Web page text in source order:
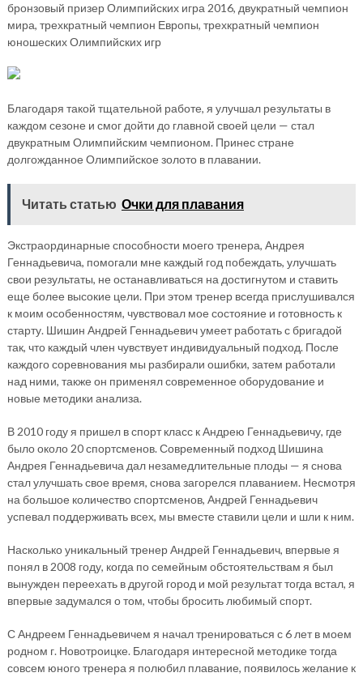
бронзовый призер Олимпийских игра 2016, двукратный чемпион
мира, трехкратный чемпион Европы, трехкратный чемпион
юношеских Олимпийских игр
Благодаря такой тщательной работе, я улучшал результаты в
каждом сезоне и смог дойти до главной своей цели — стал
двукратным Олимпийским чемпионом. Принес стране
долгожданное Олимпийское золото в плавании.
Читать статью Очки для плавания
Экстраординарные способности моего тренера, Андрея
Геннадьевича, помогали мне каждый год побеждать, улучшать
свои результаты, не останавливаться на достигнутом и ставить
еще более высокие цели. При этом тренер всегда прислушивался
к моим особенностям, чувствовал мое состояние и готовность к
старту. Шишин Андрей Геннадьевич умеет работать с бригадой
так, что каждый член чувствует индивидуальный подход. После
каждого соревнования мы разбирали ошибки, затем работали
над ними, также он применял современное оборудование и
новые методики анализа.
В 2010 году я пришел в спорт класс к Андрею Геннадьевичу, где
было около 20 спортсменов. Современный подход Шишина
Андрея Геннадьевича дал незамедлительные плоды — я снова
стал улучшать свое время, снова загорелся плаванием. Несмотря
на большое количество спортсменов, Андрей Геннадьевич
успевал поддерживать всех, мы вместе ставили цели и шли к ним.
Насколько уникальный тренер Андрей Геннадьевич, впервые я
понял в 2008 году, когда по семейным обстоятельствам я был
вынужден переехать в другой город и мой результат тогда встал, я
впервые задумался о том, чтобы бросить любимый спорт.
С Андреем Геннадьевичем я начал тренироваться с 6 лет в моем
родном г. Новотроицке. Благодаря интересной методике тогда
совсем юного тренера я полюбил плавание, появилось желание к